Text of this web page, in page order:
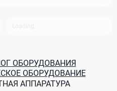
ОБОРУДОВАНИЯ
ОБОРУДОВАНИЕ
АППАРАТУРА